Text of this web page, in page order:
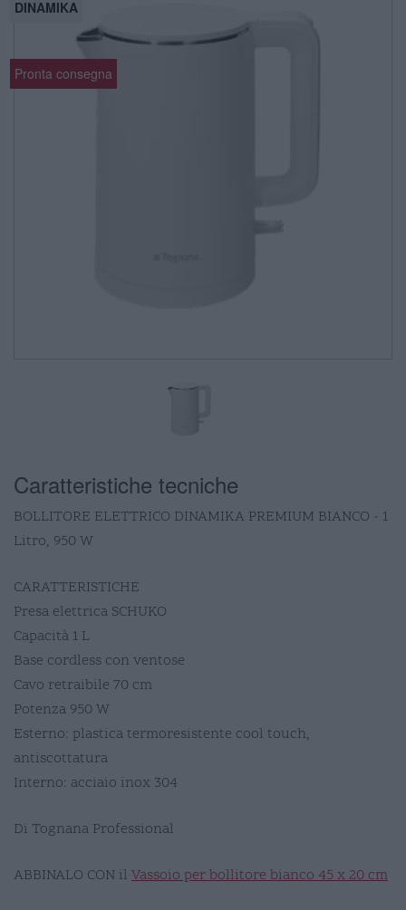
Pronta consegna
DINAMIKA
Caratteristiche tecniche
BOLLITORE ELETTRICO DINAMIKA PREMIUM BIANCO - 1
Litro, 950 W
CARATTERISTICHE
Presa elettrica SCHUKO
Capacità 1 L
Base cordless con ventose
Cavo retraibile 70 cm
Potenza 950 W
Esterno: plastica termoresistente cool touch,
antiscottatura
Interno: acciaio inox 304
Di Tognana Professional
ABBINALO CON il Vassoio per bollitore bianco 45 x 20 cm